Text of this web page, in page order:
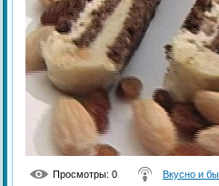
Просмотры: 0 Вкусно и